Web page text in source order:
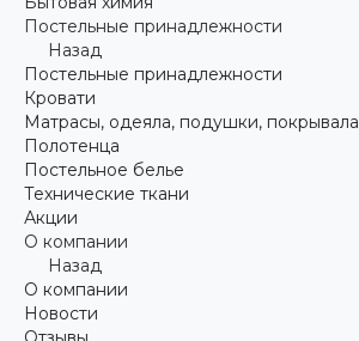
Постельные принадлежности
Назад
Постельные принадлежности
Кровати
Матрасы, одеяла, подушки, покрывала
Полотенца
Постельное белье
Технические ткани
Акции
О компании
Назад
О компании
Новости